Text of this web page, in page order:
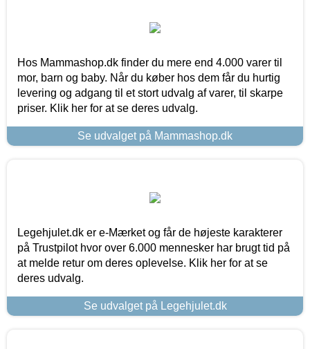
Hos Mammashop.dk finder du mere end 4.000 varer til
mor, barn og baby. Når du køber hos dem får du hurtig
levering og adgang til et stort udvalg af varer, til skarpe
priser. Klik her for at se deres udvalg.
Se udvalget på Mammashop.dk
Legehjulet.dk er e-Mærket og får de højeste karakterer
på Trustpilot hvor over 6.000 mennesker har brugt tid på
at melde retur om deres oplevelse. Klik her for at se
deres udvalg.
Se udvalget på Legehjulet.dk